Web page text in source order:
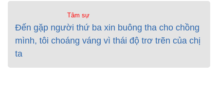
Tâm sự
Đến gặp người thứ ba xin buông tha cho chồng
mình, tôi choáng váng vì thái độ trơ trẽn của chị
ta